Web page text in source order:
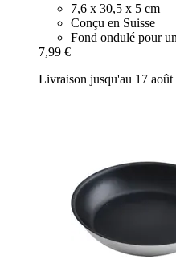
7,6 x 30,5 x 5 cm
Conçu en Suisse
Fond ondulé pour
7,99 €
Livraison jusqu'au 17 août